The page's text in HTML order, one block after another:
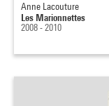
Anne Lacouture
Les Marionnettes
2008 - 2010